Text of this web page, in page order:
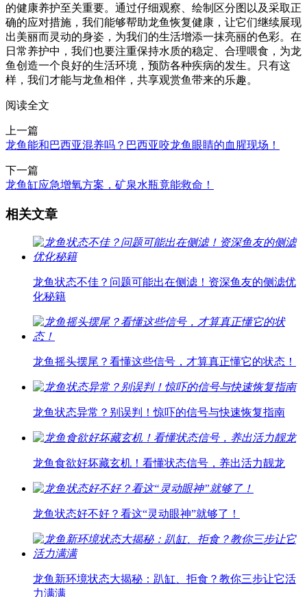
的健康养护至关重要。通过仔细观察、绘制区分图以及采取正
确的应对措施，我们能够帮助龙鱼恢复健康，让它们继续展现
出美丽而灵动的身姿，为我们的生活增添一抹亮丽的色彩。在
日常养护中，我们也要注重保持水质的稳定、合理喂食，为龙
鱼创造一个良好的生活环境，预防各种疾病的发生。只有这
样，我们才能与龙鱼相伴，共享观赏鱼带来的乐趣。
阅读全文
上一篇
龙鱼能和巴西亚混养吗？巴西亚咬龙鱼眼睛的血腥现场！
下一篇
龙鱼缸应急增氧方案，矿泉水瓶竟能救命！
相关文章
龙鱼状态不佳？问题可能出在侧滤！资深鱼友的侧滤优
化秘籍
龙鱼摇头摆尾？看懂这些信号，才算真正懂它的状态！
龙鱼状态异常？别误判！惊吓的信号与快速恢复指南
龙鱼食欲好坏藏玄机！看懂状态信号，养出活力靓龙
龙鱼状态好不好？看这“灵动眼神”就够了！
龙鱼新环境状态大揭秘：趴缸、拒食？教你三步让它活
力满满